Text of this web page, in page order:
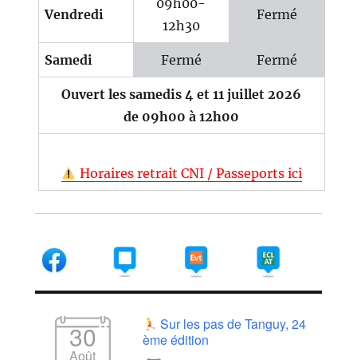
Vendredi
09h00-
12h30
Fermé
Samedi Fermé Fermé
Ouvert les samedis 4 et 11 juillet 2026
de 09h00 à 12h00
Horaires retrait CNI / Passeports ici
30
Août
Sur les pas de Tanguy, 24
ème édition